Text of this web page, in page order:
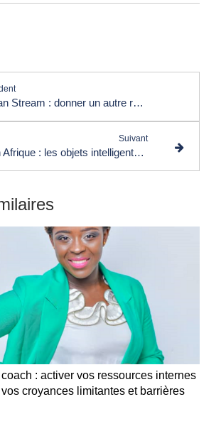
African Stream : donner un autre regard sur l’Afrique pour combattre les préjugés
Suivant
Innovation en Afrique : les objets intelligents et innovants de la start-up IOTA SO
coach : activer vos ressources internes
croyances limitantes et barrières